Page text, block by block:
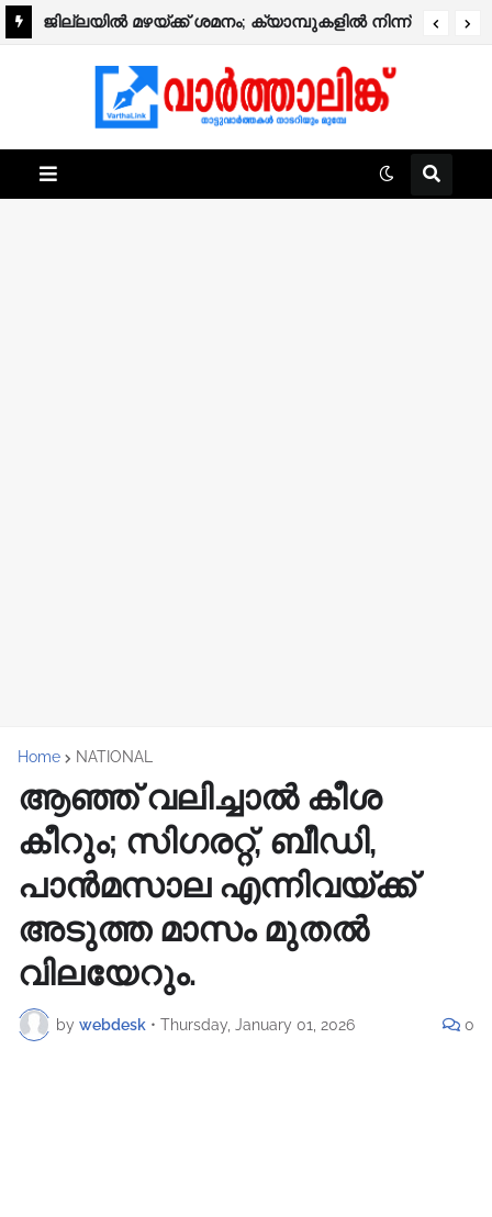
ജില്ലയിൽ മഴയ്ക്ക് ശമനം; ക്യാമ്പുകളിൽ നിന്ന്
Home NATIONAL
ആഞ്ഞ് വലിച്ചാൽ കീശ
കീറും; സിഗരറ്റ്, ബീഡി,
പാൻമസാല എന്നിവയ്ക്ക്
അടുത്ത മാസം മുതൽ
വിലയേറും.
by webdesk • Thursday, January 01, 2026 0